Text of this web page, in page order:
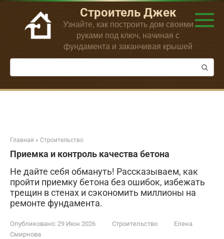
Перейти
контенту
Строитель Джек
Узнайте, как построить дом своими
руками под ключ, начиная с
фундамента и заканчивая крышей
Поиск:
Главная » Строительство
Приемка и контроль качества бетона
Не дайте себя обмануть! Рассказываем, как
пройти приемку бетона без ошибок, избежать
трещин в стенах и сэкономить миллионы на
ремонте фундамента.
Опубликовано: 29 Июн 2026 Строительство
Елена
Смирнова